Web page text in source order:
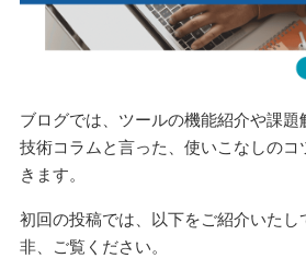
ブログでは、ツールの機能紹介や課
技術コラムと言った、使いこなしの
きます。
初回の投稿では、以下をご紹介いた
非、ご覧ください。